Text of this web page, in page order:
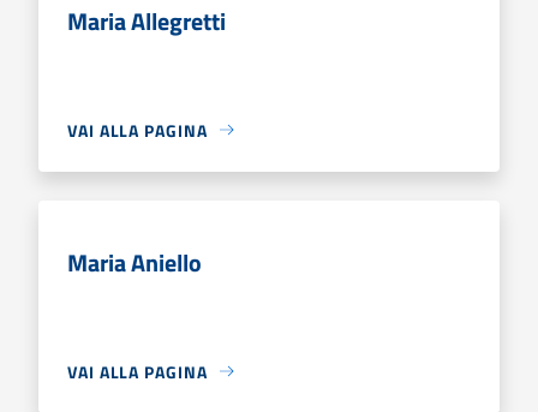
Maria Allegretti
VAI ALLA PAGINA
Maria Aniello
VAI ALLA PAGINA